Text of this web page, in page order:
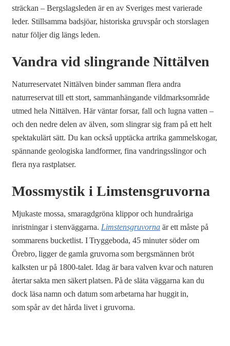
sträckan – Bergslagsleden är en av Sveriges mest varierade
leder. Stillsamma badsjöar, historiska gruvspår och storslagen
natur följer dig längs leden.
Vandra vid slingrande Nittälven
Naturreservatet Nittälven binder samman flera andra
naturreservat till ett stort, sammanhängande vildmarksområde
utmed hela Nittälven. Här väntar forsar, fall och lugna vatten –
och den nedre delen av älven, som slingrar sig fram på ett helt
spektakulärt sätt. Du kan också upptäcka artrika gammelskogar,
spännande geologiska landformer, fina vandringsslingor och
flera nya rastplatser.
Mossmystik i Limstensgruvorna
Mjukaste mossa, smaragdgröna klippor och hundraåriga
inristningar i stenväggarna. Limstensgruvorna är ett måste på
sommarens bucketlist. I Tryggeboda, 45 minuter söder om
Örebro, ligger de gamla gruvorna som bergsmännen bröt
kalksten ur på 1800-talet. Idag är bara valven kvar och naturen
återtar sakta men säkert platsen. På de släta väggarna kan du
dock läsa namn och datum som arbetarna har huggit in,
som spår av det hårda livet i gruvorna.